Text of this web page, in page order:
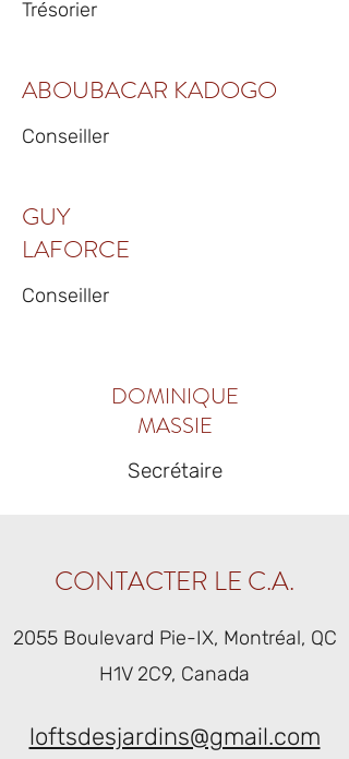
Trésorier
ABOUBACAR KADOGO
Conseiller
GUY
LAFORCE
Conseiller
DOMINIQUE
MASSIE
Secrétaire
CONTACTER LE C.A.
2055 Boulevard Pie-IX, Montréal, QC
H1V 2C9, Canada
loftsdesjardins@gmail.com